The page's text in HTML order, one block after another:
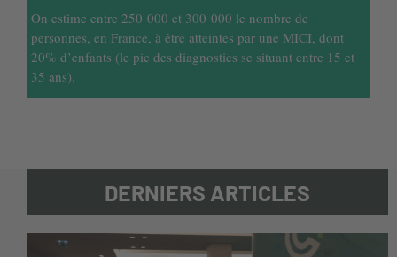
On estime entre 250 000 et 300 000 le nombre de
personnes, en France, à être atteintes par une MICI, dont
20% d’enfants (le pic des diagnostics se situant entre 15 et
35 ans).
DERNIERS ARTICLES